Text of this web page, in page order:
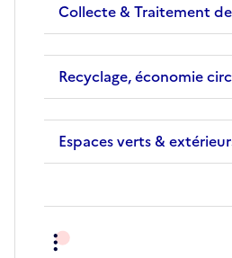
Collecte & Traitement
Recyclage, économie
Espaces verts &